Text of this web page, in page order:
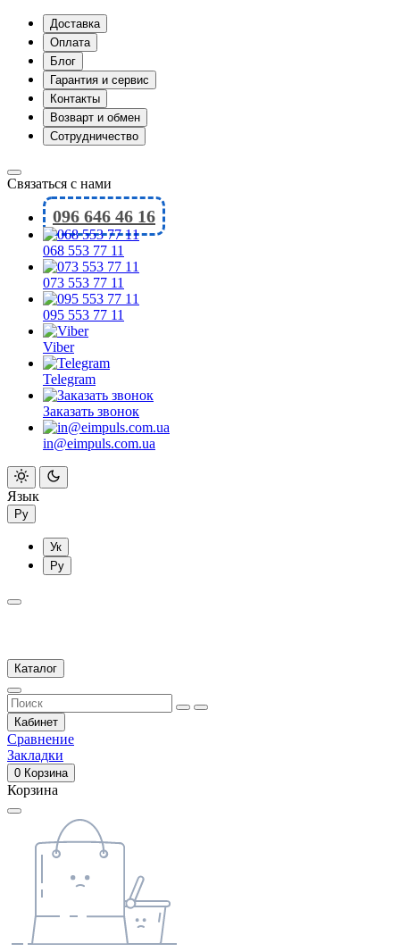
Доставка
Оплата
Блог
Гарантия и сервис
Контакты
Возварт и обмен
Сотрудничество
Связаться с нами
096 646 46 16
068 553 77 11
073 553 77 11
095 553 77 11
Viber
Telegram
Заказать звонок
in@eimpuls.com.ua
Язык
Ру
Ук
Ру
Каталог
Кабинет
Сравнение
Закладки
0 Корзина
Корзина